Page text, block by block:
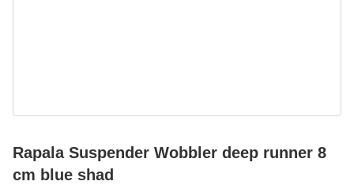
Rapala Suspender Wobbler deep runner 8
cm blue shad